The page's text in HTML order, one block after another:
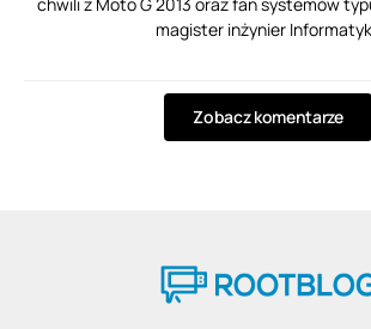
magister inżynier
Zobacz komentarze